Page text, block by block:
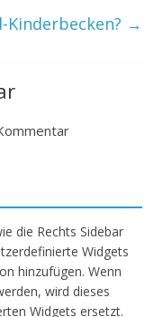
→
die Rechts Sidebar
Widgets
hinzufügen. Wenn
wird dieses
Widgets ersetzt.